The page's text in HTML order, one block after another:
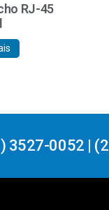
RJ-45
3527-0052 |